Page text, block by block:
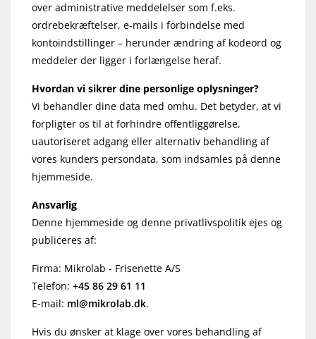
over administrative meddelelser som f.eks.
ordrebekræftelser, e-mails i forbindelse med
kontoindstillinger – herunder ændring af kodeord og
meddeler der ligger i forlængelse heraf.
Hvordan vi sikrer dine personlige oplysninger?
Vi behandler dine data med omhu. Det betyder, at vi
forpligter os til at forhindre offentliggørelse,
uautoriseret adgang eller alternativ behandling af
vores kunders persondata, som indsamles på denne
hjemmeside.
Ansvarlig
Denne hjemmeside og denne privatlivspolitik ejes og
publiceres af:
Firma: Mikrolab - Frisenette A/S
Telefon: +45 86 29 61 11
E-mail: ml@mikrolab.dk.
Hvis du ønsker at klage over vores behandling af